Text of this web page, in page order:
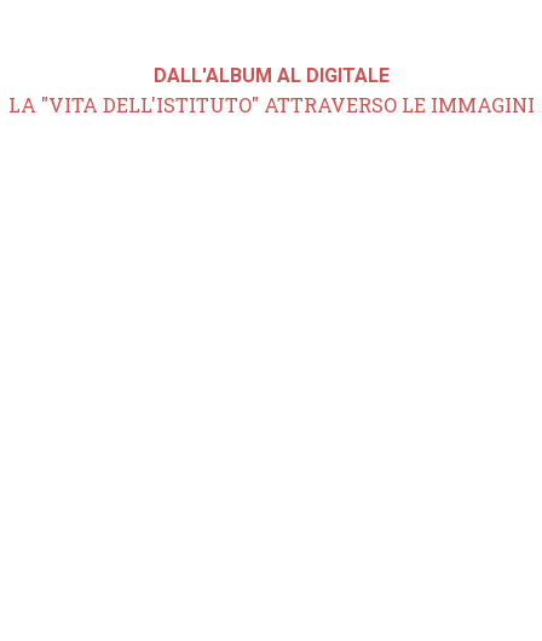
DALL'ALBUM AL DIGITALE
LA "VITA DELL'ISTITUTO" ATTRAVERSO LE IMMAGINI